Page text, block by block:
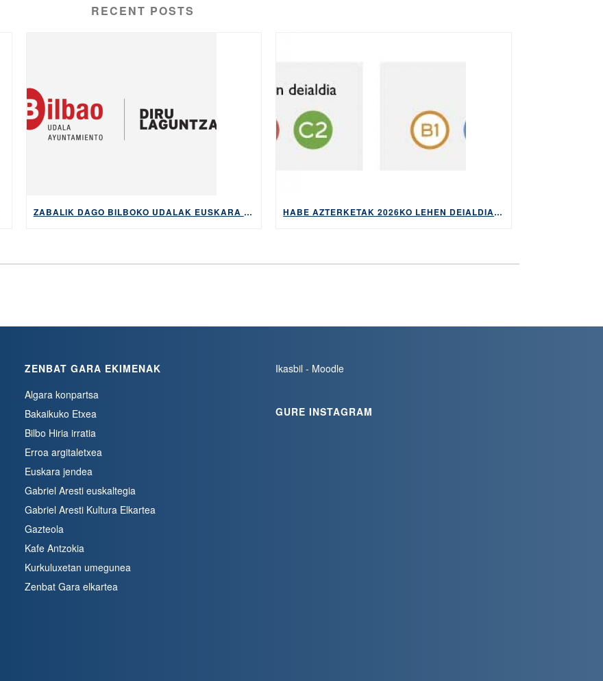
RECENT POSTS
ZABALIK DAGO BILBOKO UDALAK EUSKARA IKASTEKO ESKAINTZEN DITUEN DIRULAGUNTZAK ESKATZEKO EPEA, 2026KO MAIATZAREN 5ERA ARTE HABE AZTERKETAK 2026KO LEHEN DEIALDIAN EGITEKO MATRIKULA-EPEA, APIRILAREN 9TIK 14RA EGONGO DA ZABALIK
ZENBAT GARA EKIMENAK
Algara konpartsa
Bakaikuko Etxea
Bilbo Hiria irratia
Erroa argitaletxea
Euskara jendea
Gabriel Aresti euskaltegia
Gabriel Aresti Kultura Elkartea
Gazteola
Kafe Antzokia
Kurkuluxetan umegunea
Zenbat Gara elkartea
Ikasbil - Moodle
GURE INSTAGRAM